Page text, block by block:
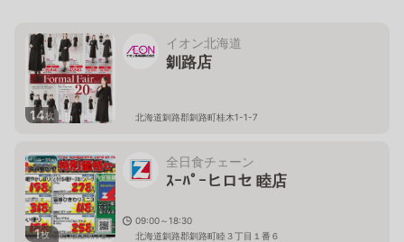
14枚
イオン北海道
釧路店
北海道釧路郡釧路町桂木1-1-7
1枚
全日食チェーン
ｽｰﾊﾟｰヒロセ 睦店
09:00～18:30
北海道釧路郡釧路町睦３丁目１番６